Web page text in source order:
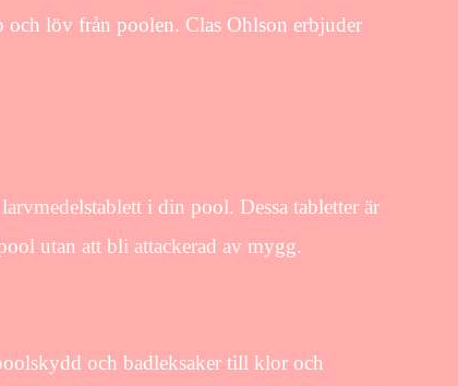
löv från poolen. Clas Ohlson erbjuder
i din pool. Dessa tabletter är
utan att bli attackerad av mygg.
och badleksaker till klor och